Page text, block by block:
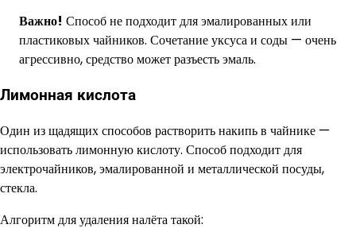
Важно! Способ не подходит для эмалированных или
пластиковых чайников. Сочетание уксуса и соды — очень
агрессивно, средство может разъесть эмаль.
Лимонная кислота
Один из щадящих способов растворить накипь в чайнике —
использовать лимонную кислоту. Способ подходит для
электрочайников, эмалированной и металлической посуды,
стекла.
Алгоритм для удаления налёта такой: